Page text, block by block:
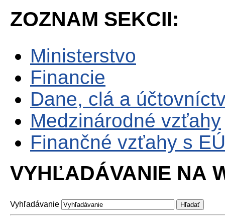
ZOZNAM SEKCII:
Ministerstvo
Financie
Dane, clá a
Medzinárodné vzťahy
Finančné vzťahy s EÚ
VYHĽADÁVANIE NA
Vyhľadávanie